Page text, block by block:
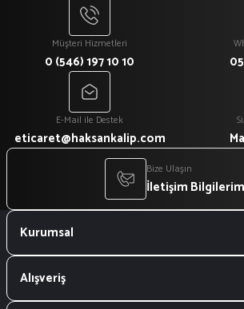
Müşteri Hizmetleri
0 (546) 197 10 10
E-Mail ile Destek
eticaret@haksankalip.com
Bize Ulaşın
İletişim
Kurumsal
Alışveriş